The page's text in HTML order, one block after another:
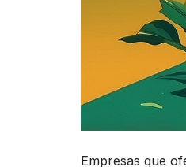
Empresas que